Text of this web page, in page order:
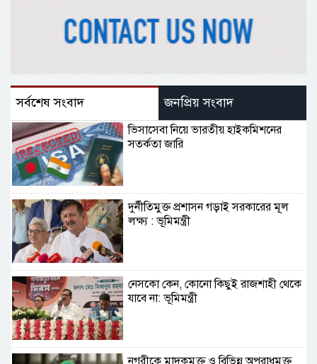
সর্বশেষ সংবাদ জনপ্রিয় সংবাদ
ভিসাসেবা নিয়ে ভারতীয় হাইকমিশনের
সতর্কতা জারি
দুর্নীতিমুক্ত প্রশাসন গড়াই সরকারের মূল
লক্ষ্য : ভূমিমন্ত্রী
নেসকো কেন, কোনো কিছুই রাজশাহী থেকে
যাবে না: ভূমিমন্ত্রী
নগরীকে মাদকমুক্ত ও বিভিন্ন অপরাধমুক্ত